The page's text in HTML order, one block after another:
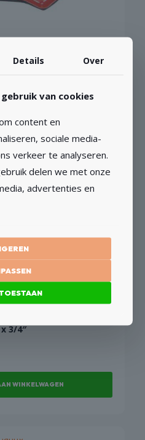
WINKELWAGEN
3/4″
WINKELWAGEN
Details Over
van cookies
content en
sociale media-
verkeer te analyseren.
delen we met onze
advertenties en